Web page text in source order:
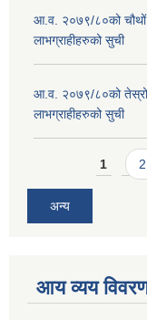
आ.व. २०७९/८०को चौथों
लाभग्राहीहरुको सुची
आ.व. २०७९/८०को तेस्रो
लाभग्राहीहरुको सुची
Pages1 2
अन्य
आय व्यय